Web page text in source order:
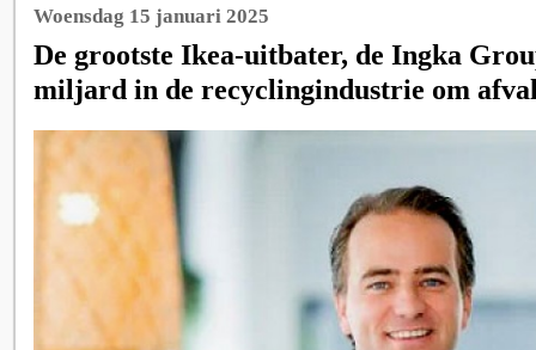
Woensdag 15 januari 2025
De grootste Ikea-uitbater, de Ingka
miljard in de recyclingindustrie om